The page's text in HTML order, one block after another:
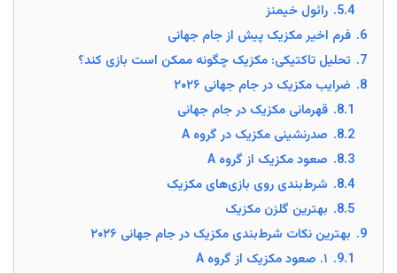
5.4. رائول خیمنز
6. فرم اخیر مکزیک پیش از جام جهانی
7. تحلیل تاکتیکی: مکزیک چگونه ممکن است بازی کند؟
8. ضرایب مکزیک در جام جهانی ۲۰۲۶
8.1. قهرمانی مکزیک در جام جهانی
8.2. صدرنشینی مکزیک در گروه A
8.3. صعود مکزیک از گروه A
8.4. شرط‌بندی روی بازی‌های مکزیک
8.5. بهترین گلزن مکزیک
9. بهترین نکات شرط‌بندی مکزیک در جام جهانی ۲۰۲۶
9.1. ۱. صعود مکزیک از گروه A